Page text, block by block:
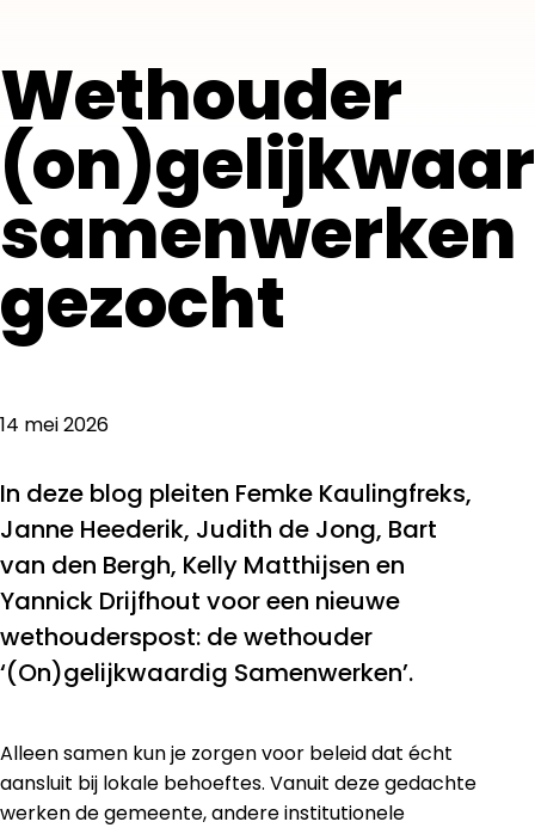
Wethouder
samenwerken
gezocht
14 mei 2026
In deze blog pleiten Femke Kaulingfreks,
Janne Heederik, Judith de Jong, Bart
van den Bergh, Kelly Matthijsen en
Yannick Drijfhout voor een nieuwe
wethouderspost: de wethouder
‘(On)gelijkwaardig Samenwerken’.
Alleen samen kun je zorgen voor beleid dat écht
aansluit bij lokale behoeftes. Vanuit deze gedachte
werken de gemeente, andere institutionele